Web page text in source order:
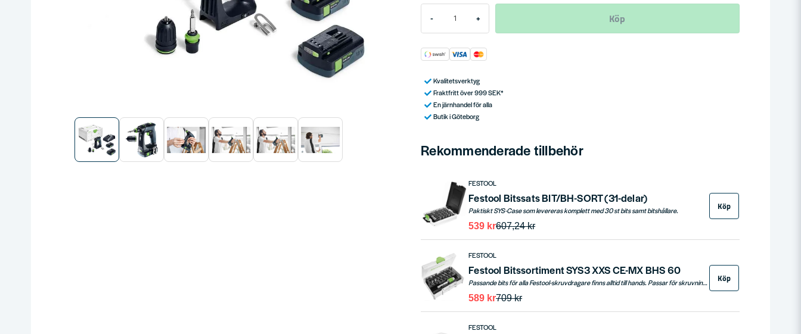
- + Köp
Kvalitetsverktyg
Fraktfritt över 999 SEK*
En järnhandel för alla
Butik i Göteborg
Rekommenderade tillbehör
FESTOOL
Festool Bitssats BIT/BH-SORT (31-delar)
Paktiskt SYS-Case som levereras komplett med 30 st bits samt bitshållare.
607,24 kr
539 kr
Köp
FESTOOL
Festool Bitssortiment SYS3 XXS CE-MX BHS 60
Passande bits för alla Festool-skruvdragare finns alltid till hands. Passar för skruvning i många olika material. Alltid rätt bits för uppgiften.
709 kr
589 kr
Köp
FESTOOL